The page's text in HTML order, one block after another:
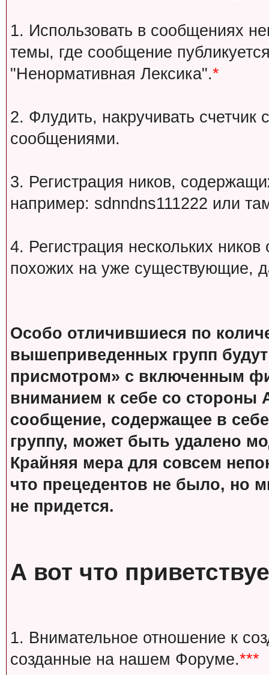
1. Использовать в сообщениях
темы, где сообщение
"Ненормативная Лексика".*
2. Флудить, накручивать
сообщениями.
3. Регистрация ников,
например: sdnndns111222 или
4. Регистрация нескольких
похожих на уже существующие,
Особо отличившиеся по
вышеприведенных групп
присмотром» с включенным
вниманием к себе со стороны
сообщение, содержащее в
группу, может быть удалено
Крайняя мера для совсем
что прецедентов не было, но
не придется.
А вот что
1. Внимательное отношение к
созданные на нашем Форуме.***